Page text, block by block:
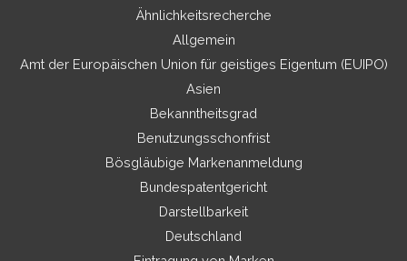
Ähnlichkeitsrecherche
Allgemein
Amt der Europäischen Union für geistiges Eigentum (EUIPO)
Asien
Bekanntheitsgrad
Benutzungsschonfrist
Bösgläubige Markenanmeldung
Bundespatentgericht
Darstellbarkeit
Deutschland